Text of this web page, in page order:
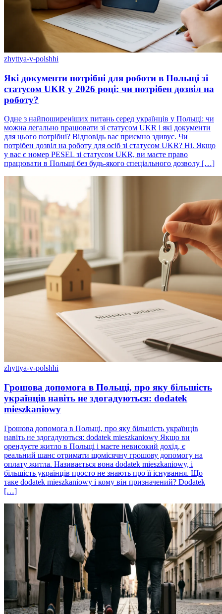
zhyttya-v-polshhi
Які документи потрібні для роботи в Польщі зі
статусом UKR у 2026 році: чи потрібен дозвіл на
роботу?
Одне з найпоширеніших питань серед українців у Польщі: чи
можна легально працювати зі статусом UKR і які документи
для цього потрібні? Відповідь вас приємно здивує. Чи
потрібен дозвіл на роботу для осіб зі статусом UKR? Ні. Якщо
у вас є номер PESEL зі статусом UKR, ви маєте право
працювати в Польщі без будь-якого спеціального дозволу […]
zhyttya-v-polshhi
Грошова допомога в Польщі, про яку більшість
українців навіть не здогадуються: dodatek
mieszkaniowy
Грошова допомога в Польщі, про яку більшість українців
навіть не здогадуються: dodatek mieszkaniowy Якщо ви
орендуєте житло в Польщі і маєте невисокий дохід, є
реальний шанс отримати щомісячну грошову допомогу на
оплату житла. Називається вона dodatek mieszkaniowy, і
більшість українців просто не знають про її існування. Що
таке dodatek mieszkaniowy і кому він призначений? Dodatek
[…]